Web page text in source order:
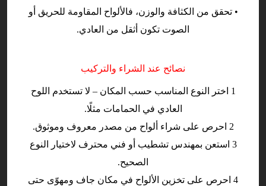
• تحقق من الكثافة والوزن، فالألواح المقاومة للحريق أو
الصوت تكون أثقل من العادي.
نصائح عند الشراء والتركيب
1 اختر النوع المناسب حسب المكان – لا تستخدم اللوح
العادي في الحمامات مثلًا.
2 احرص على شراء ألواح من مصدر معروف وموثوق.
3 استعن بمهندس تشطيب أو فني محترف لاختيار النوع
الصحيح.
4 احرص على تخزين الألواح في مكان جاف ومهوّى حتى